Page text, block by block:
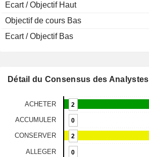
Ecart / Objectif Haut
Objectif de cours Bas
Ecart / Objectif Bas
Détail du Consensus des Analystes